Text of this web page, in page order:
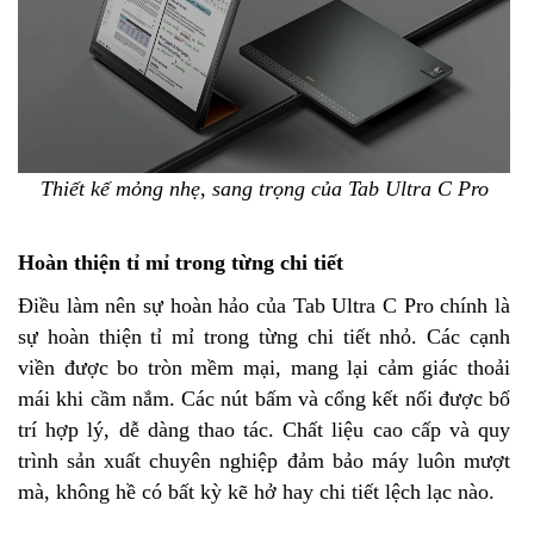
Thiết kế mỏng nhẹ, sang trọng của Tab Ultra C Pro
Hoàn thiện tỉ mỉ trong từng chi tiết
Điều làm nên sự hoàn hảo của Tab Ultra C Pro chính là
sự hoàn thiện tỉ mỉ trong từng chi tiết nhỏ. Các cạnh
viền được bo tròn mềm mại, mang lại cảm giác thoải
mái khi cầm nắm. Các nút bấm và cổng kết nối được bố
trí hợp lý, dễ dàng thao tác. Chất liệu cao cấp và quy
trình sản xuất chuyên nghiệp đảm bảo máy luôn mượt
mà, không hề có bất kỳ kẽ hở hay chi tiết lệch lạc nào.